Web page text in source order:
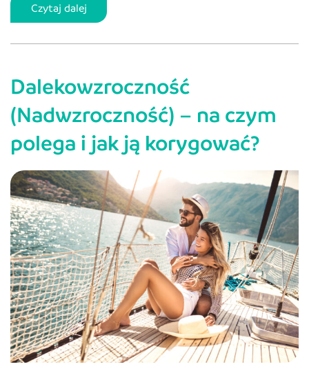
Czytaj dalejSkrzydlik
oka
–
jest
jak
skutecznie
go
leczyć?
Dalekowzroczność
(Nadwzroczność) – na czym
polega i jak ją korygować?